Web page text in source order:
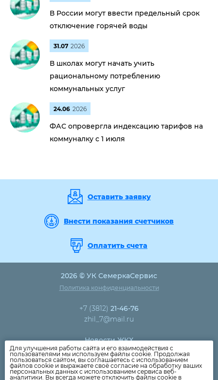
В России могут ввести предельный срок
отключение горячей воды
31.07 2026
В школах могут начать учить
рациональному потреблению
коммунальных услуг
24.06 2026
ФАС опровергла индексацию тарифов на
коммуналку с 1 июля
Оставить заявку
Внести показания счетчиков
Оплатить счета
2026 © УК СемеркаСервис
Политика конфиденциальности
+7 (3812) 21-46-76
zhil_7@mail.ru
Новости ЖКХ
Новости компании
Как оплатить
Дома
Для улучшения работы сайта и его взаимодействия с
пользователями мы используем файлы cookie. Продолжая
пользоваться сайтом, вы соглашаетесь с использованием
файлов cookie и выражаете своё согласие на обработку ваших
персональных данных с использованием сервиса веб-
аналитики. Вы всегда можете отключить файлы cookie в